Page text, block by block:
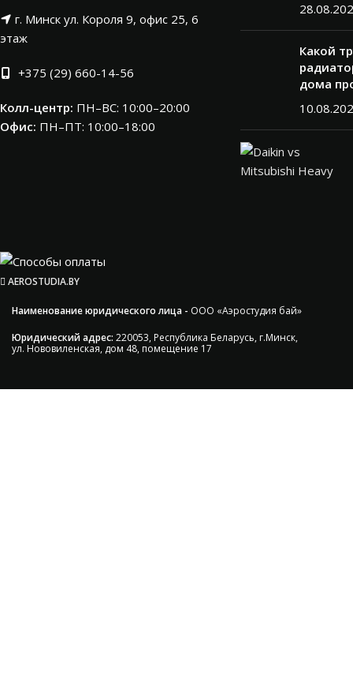
г. Минск ул. Короля 9, офис 25, 6
этаж
+375 (29) 660-14-56
Колл-центр: ПН–ВС: 10:00–20:00​
Офис: ПН–ПТ: 10:00–18:00
Какой
дома
AEROSTUDIA.BY
Наименование юридического лица - ООО «Аэростудия бай»
Юридический адрес: 220053, Республика Беларусь, г.Минск,
ул. Нововиленская, дом 48, помещение 17